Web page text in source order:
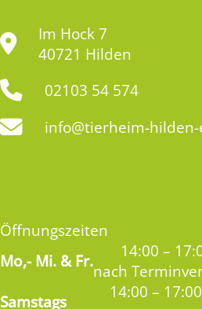
Im Hock 7
40721 Hilden
02103 54 574
info@tierheim-hilden-
Öffnungszeiten
Mo,-Mi. & Fr.
14:00 –
nach
Samstags
14:00 –